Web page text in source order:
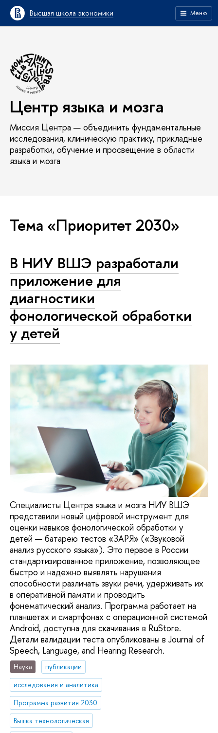
Высшая школа экономики Меню
Центр языка и мозга
Миссия Центра — объединить фундаментальные
исследования, клиническую практику, прикладные
разработки, обучение и просвещение в области
языка и мозга
Тема «Приоритет 2030»
В НИУ ВШЭ разработали
приложение для
диагностики
фонологической обработки
у детей
Специалисты Центра языка и мозга НИУ ВШЭ
представили новый цифровой инструмент для
оценки навыков фонологической обработки у
детей — батарею тестов «ЗАРЯ» («Звуковой
анализ русского языка»). Это первое в России
стандартизированное приложение, позволяющее
быстро и надежно выявлять нарушения
способности различать звуки речи, удерживать их
в оперативной памяти и проводить
фонематический анализ. Программа работает на
планшетах и смартфонах с операционной системой
Android, доступна для скачивания в RuStore.
Детали валидации теста опубликованы в Journal of
Speech, Language, and Hearing Research.
Наука
публикации
исследования и аналитика
Программа развития 2030
Вышка технологическая